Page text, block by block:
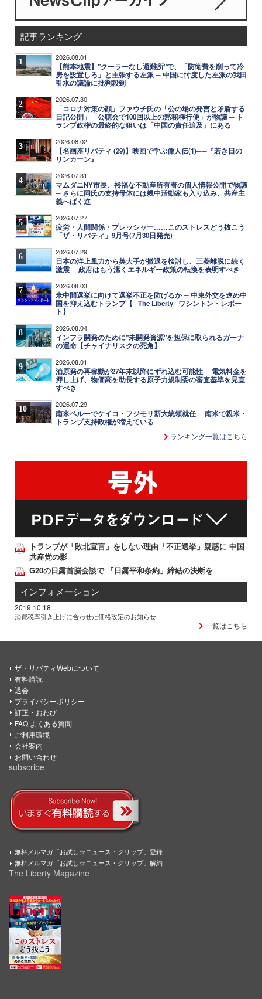
記事ランキング
1 2026.08.01
【熊本地震】"クーラーなし避難所"で、「防衛費を削って冷
房を設置しろ」と主張する左派 ─ 中国に忖度した左派の我田
引水の議論に批判殺到
2 2026.07.30
「コロナ対策の顔」ファウチ氏の「公の場の発言と矛盾する
日記公開」「公聴会で100回以上の黙秘権行使」が物議 ─ ト
ランプ政権の最終的な狙いは「中国の責任追及」にある
3 2026.08.02
【名画座リバティ (29)】映画で学ぶ偉人伝(1)──『若き日の
リンカーン』
4 2026.07.31
マムダニNY市長、裕福な不動産所有者の個人情報公開で物議
─ さらに同氏の支持母体には親中活動家も入り込み、共産主
義へばく進
5 2026.07.27
疲労・人間関係・プレッシャー……このストレスどう抜こう
「ザ・リバティ」9月号(7月30日発売)
6 2026.07.29
日本の洋上風力から英大手が撤退を検討し、三菱離脱に続く
激震 ─ 政府はもう潔くエネルギー政策の転換を表明すべき
7 2026.08.03
米中間選挙に向けて選挙不正を防げるか ─ 中東外交を進め中
国を抑え込むトランプ【─The Liberty─ワシントン・レポー
ト】
8 2026.08.04
インフラ開発のために"未開発資源"を担保に取られるガーナ
の運命【チャイナリスクの死角】
9 2026.08.01
泊原発の再稼動が27年末以降にずれ込む可能性 ─ 電気料金を
押し上げ、物価高を助長する原子力規制委の審査基準を見直
すべき
10 2026.07.29
南米ペルーでケイコ・フジモリ新大統領就任 ─ 南米で親米・
トランプ支持政権が増えている
ランキング一覧はこちら
トランプが「敗北宣言」をしない理由「不正選挙」疑惑に 中国
共産党の影
G20の日露首脳会談で 「日露平和条約」締結の決断を
インフォメーション
2019.10.18
消費税率引き上げに合わせた価格改定のお知らせ
一覧はこちら
ザ・リバティWebについて
有料購読
退会
プライバシーポリシー
訂正・おわび
FAQ よくある質問
ご利用環境
会社案内
お問い合わせ
subscribe
無料メルマガ「お試し☆ニュース・クリップ」登録
無料メルマガ「お試し☆ニュース・クリップ」解約
The Liberty Magazine